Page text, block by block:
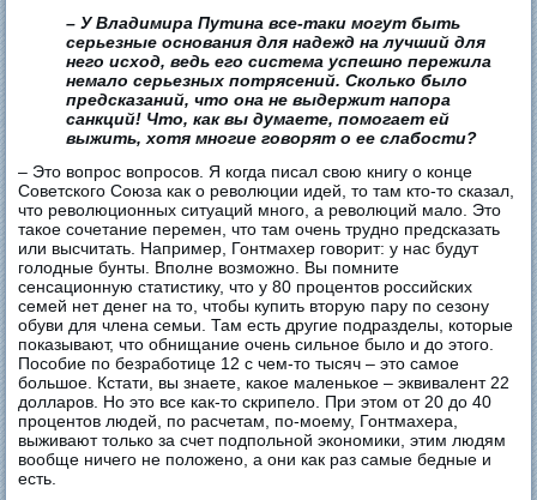
– У Владимира Путина все-таки могут быть
серьезные основания для надежд на лучший для
него исход, ведь его система успешно пережила
немало серьезных потрясений. Сколько было
предсказаний, что она не выдержит напора
санкций! Что, как вы думаете, помогает ей
выжить, хотя многие говорят о ее слабости?
– Это вопрос вопросов. Я когда писал свою книгу о конце
Советского Союза как о революции идей, то там кто-то сказал,
что революционных ситуаций много, а революций мало. Это
такое сочетание перемен, что там очень трудно предсказать
или высчитать. Например, Гонтмахер говорит: у нас будут
голодные бунты. Вполне возможно. Вы помните
сенсационную статистику, что у 80 процентов российских
семей нет денег на то, чтобы купить вторую пару по сезону
обуви для члена семьи. Там есть другие подразделы, которые
показывают, что обнищание очень сильное было и до этого.
Пособие по безработице 12 с чем-то тысяч – это самое
большое. Кстати, вы знаете, какое маленькое – эквивалент 22
долларов. Но это все как-то скрипело. При этом от 20 до 40
процентов людей, по расчетам, по-моему, Гонтмахера,
выживают только за счет подпольной экономики, этим людям
вообще ничего не положено, а они как раз самые бедные и
есть.